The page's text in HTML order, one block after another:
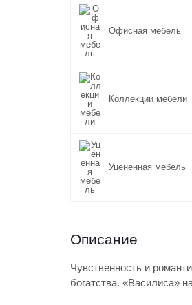
Офисная мебель
Коллекции мебели
Уцененная мебель
Описание
Чувственность и
богатства. «Василиса»